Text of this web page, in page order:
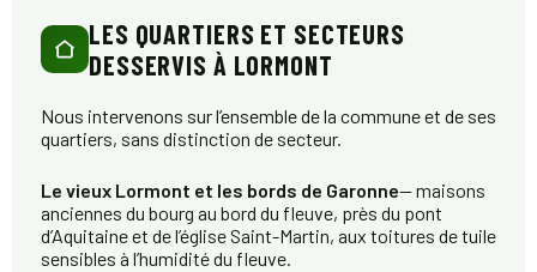
LES QUARTIERS ET SECTEURS
DESSERVIS À LORMONT
Nous intervenons sur l’ensemble de la commune et de ses
quartiers, sans distinction de secteur.
Le vieux Lormont et les bords de Garonne— maisons
anciennes du bourg au bord du fleuve, près du pont
d’Aquitaine et de l’église Saint-Martin, aux toitures de tuile
sensibles à l’humidité du fleuve.